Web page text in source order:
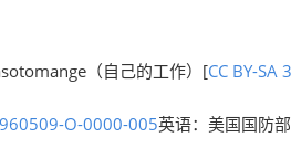
（自己的工作）[CC BY-SA
O-0000-005英语：美国国防